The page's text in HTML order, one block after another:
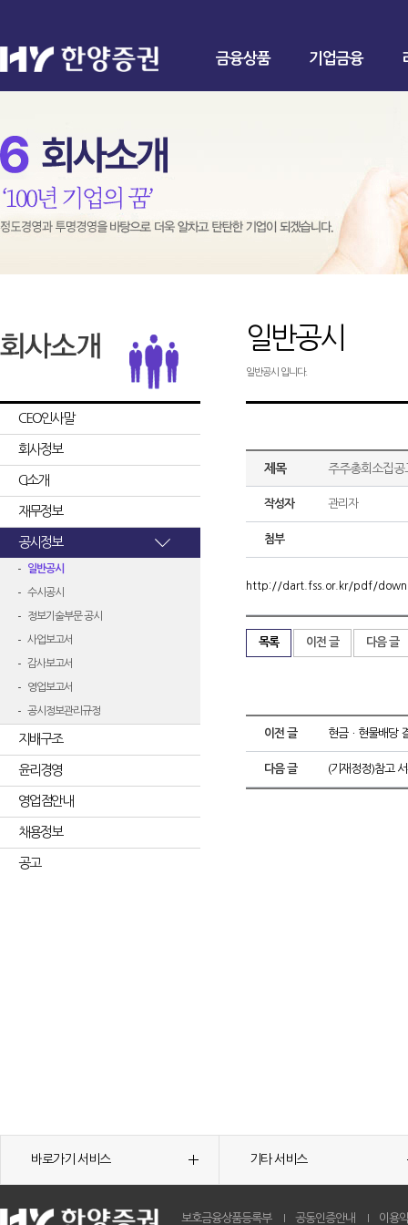
금융상품 기업금융
CEO인사말
회사정보
CI소개
재무정보
공시정보
일반공시
수시공시
정보기술부문 공시
사업보고서
감사보고서
영업보고서
공시정보관리규정
지배구조
윤리경영
영업점안내
채용정보
공고
일반공시
일반공시 입니다.
제목 주주총회소집공
작성자 관리자
첨부
http://dart.fss.or.kr/pdf/
목록 이전 글 다음 글
이전 글 현금ㆍ현물배당
다음 글 (기재정정)참고
바로가기 서비스 기타 서비스
보호금융상품등록부 공동인증안내 이용